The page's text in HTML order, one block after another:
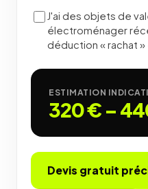
J'ai des objets de
électroménager
déduction « rachat
ESTIMATION
320 €–
Devis gratuit